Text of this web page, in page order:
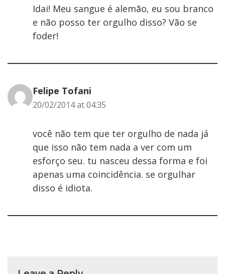
Idai! Meu sangue é alemão, eu sou branco
e não posso ter orgulho disso? Vão se
foder!
Felipe Tofani
20/02/2014 at 04:35
você não tem que ter orgulho de nada já
que isso não tem nada a ver com um
esforço seu. tu nasceu dessa forma e foi
apenas uma coincidência. se orgulhar
disso é idiota.